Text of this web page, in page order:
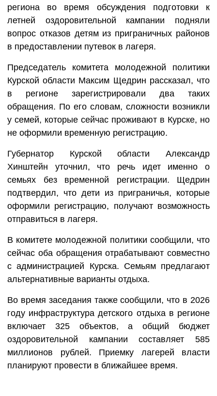
региона во время обсуждения подготовки к
летней оздоровительной кампании подняли
вопрос отказов детям из приграничных районов
в предоставлении путевок в лагеря.
Председатель комитета молодежной политики
Курской области Максим Щедрин рассказал, что
в регионе зарегистрировали два таких
обращения. По его словам, сложности возникли
у семей, которые сейчас проживают в Курске, но
не оформили временную регистрацию.
Губернатор Курской области Александр
Хинштейн уточнил, что речь идет именно о
семьях без временной регистрации. Щедрин
подтвердил, что дети из приграничья, которые
оформили регистрацию, получают возможность
отправиться в лагеря.
В комитете молодежной политики сообщили, что
сейчас оба обращения отрабатывают совместно
с администрацией Курска. Семьям предлагают
альтернативные варианты отдыха.
Во время заседания также сообщили, что в 2026
году инфраструктура детского отдыха в регионе
включает 325 объектов, а общий бюджет
оздоровительной кампании составляет 585
миллионов рублей. Приемку лагерей власти
планируют провести в ближайшее время.